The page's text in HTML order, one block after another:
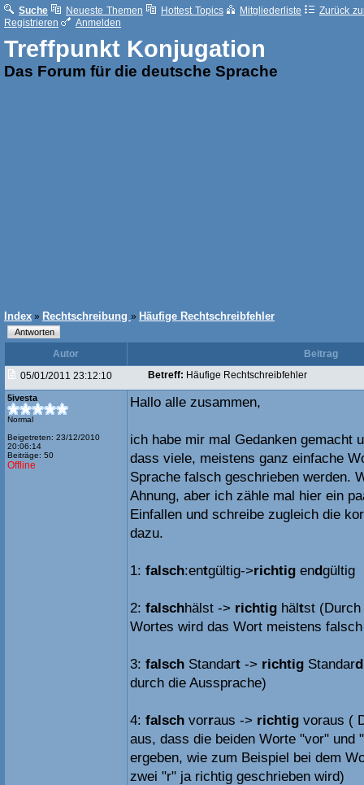
Suche Neueste Themen Hottest Topics Mitgliederliste
Zurück
Registrieren
Anmelden
Treffpunkt Konjugation
Das Forum für die deutsche Sprache
Index » Rechtschreibung » Häufige Rechtschreibfehler
Autor
Beitrag
05/01/2011 23:12:10
Betreff: Häufige Rechtschreibfehler
5ivesta
Normal
Beigetreten: 23/12/2010
20:06:14
Beiträge: 50
Offline
Hallo alle zusammen,
ich habe mir mal Gedanken gemacht
dass viele, meistens ganz einfache
Sprache falsch geschrieben werden.
Ahnung, aber ich zähle mal hier ein
Einfallen und schreibe zugleich die
dazu.
1: falsch:entgültig->richtig endgültig
2: falschhälst -> richtig hältst (Durch
Wortes wird das Wort meistens
3: falsch Standart -> richtig Standard
durch die Aussprache)
4: falsch vorraus -> richtig voraus (
aus, dass die beiden Worte "vor" und
ergeben, wie zum Beispiel bei dem
zwei "r" ja richtig geschrieben wird)